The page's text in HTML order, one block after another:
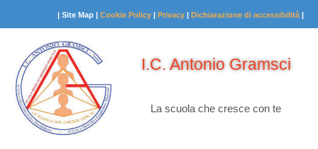
| Site Map | Cookie Policy | Privacy | Dichiarazione di accessibilità |
I.C. Antonio Gramsci
La scuola che cresce con te